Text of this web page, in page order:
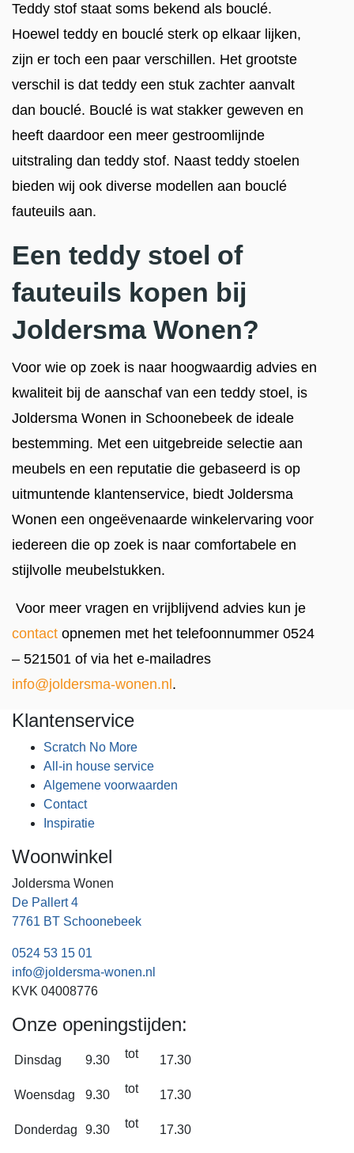
Teddy stof staat soms bekend als bouclé.
Hoewel teddy en bouclé sterk op elkaar lijken,
zijn er toch een paar verschillen. Het grootste
verschil is dat teddy een stuk zachter aanvalt
dan bouclé. Bouclé is wat stakker geweven en
heeft daardoor een meer gestroomlijnde
uitstraling dan teddy stof. Naast teddy stoelen
bieden wij ook diverse modellen aan bouclé
fauteuils aan.
Een teddy stoel of
fauteuils kopen bij
Joldersma Wonen?
Voor wie op zoek is naar hoogwaardig advies en
kwaliteit bij de aanschaf van een teddy stoel, is
Joldersma Wonen in Schoonebeek de ideale
bestemming. Met een uitgebreide selectie aan
meubels en een reputatie die gebaseerd is op
uitmuntende klantenservice, biedt Joldersma
Wonen een ongeëvenaarde winkelervaring voor
iedereen die op zoek is naar comfortabele en
stijlvolle meubelstukken.
Voor meer vragen en vrijblijvend advies kun je
contact opnemen met het telefoonnummer 0524
– 521501 of via het e-mailadres
info@joldersma-wonen.nl .
Klantenservice
Scratch No More
All-in house service
Algemene voorwaarden
Contact
Inspiratie
Woonwinkel
Joldersma Wonen
De Pallert 4
7761 BT Schoonebeek
0524 53 15 01
info@joldersma-wonen.nl
KVK 04008776
Onze openingstijden:
Dinsdag 9.30 tot 17.30
Woensdag 9.30 tot 17.30
Donderdag 9.30 tot 17.30